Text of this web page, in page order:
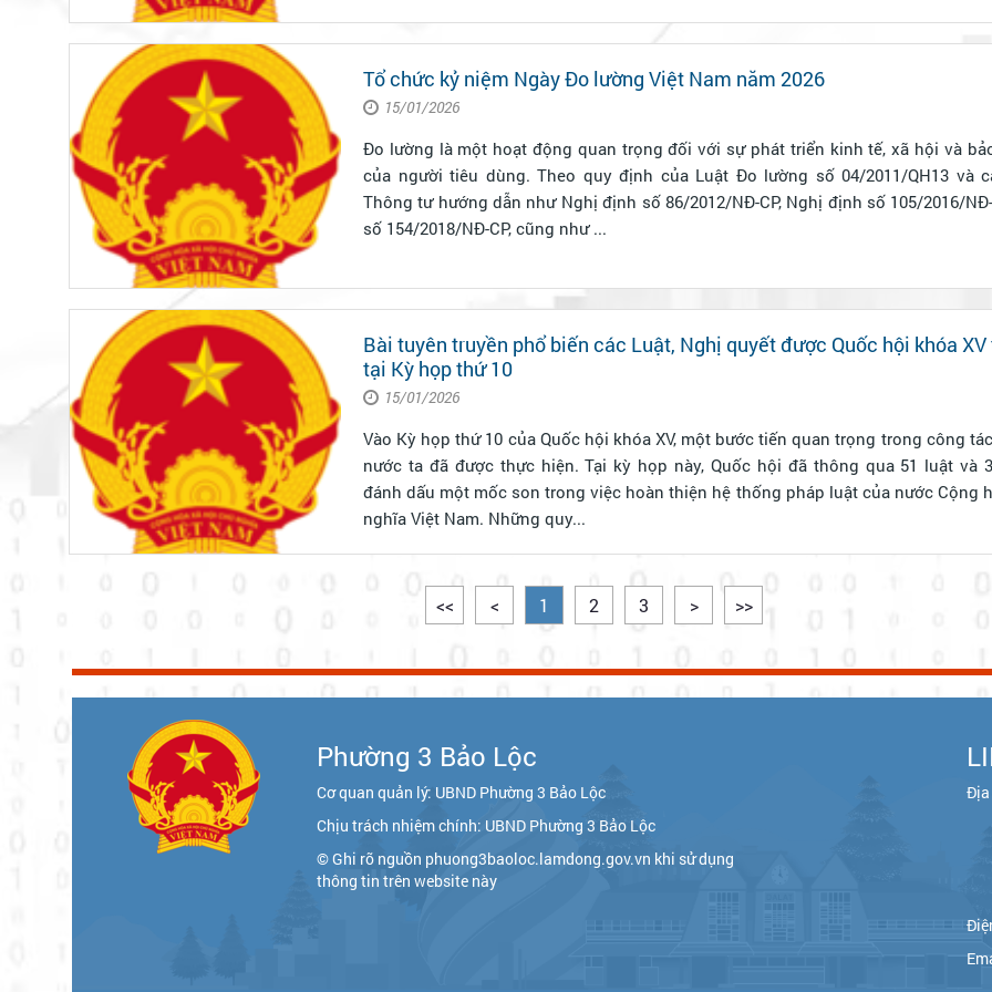
Tổ chức kỷ niệm Ngày Đo lường Việt Nam năm 2026
15/01/2026
Đo lường là một hoạt động quan trọng đối với sự phát triển kinh tế, xã hội và
của người tiêu dùng. Theo quy định của Luật Đo lường số 04/2011/QH13 và
Thông tư hướng dẫn như Nghị định số 86/2012/NĐ-CP, Nghị định số 105/2016/
số 154/2018/NĐ-CP, cũng như ...
Bài tuyên truyền phổ biến các Luật, Nghị quyết được Quốc hội khóa XV
tại Kỳ họp thứ 10
15/01/2026
Vào Kỳ họp thứ 10 của Quốc hội khóa XV, một bước tiến quan trọng trong công
nước ta đã được thực hiện. Tại kỳ họp này, Quốc hội đã thông qua 51 luật và
đánh dấu một mốc son trong việc hoàn thiện hệ thống pháp luật của nước Cộng
nghĩa Việt Nam. Những quy...
<< < 1 2 3 > >>
Phường 3 Bảo Lộc
Cơ quan quản lý: UBND Phường 3 Bảo Lộc
Chịu trách nhiệm chính: UBND Phường 3 Bảo Lộc
© Ghi rõ nguồn phuong3baoloc.lamdong.gov.vn khi sử dụng
thông tin trên website này
Địa